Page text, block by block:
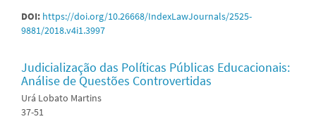
DOI: https://doi.org/10.26668/IndexLawJournals/2525-
9881/2018.v4i1.3997
Judicialização das Políticas Públicas Educacionais:
Análise de Questões Controvertidas
Urá Lobato Martins
37-51